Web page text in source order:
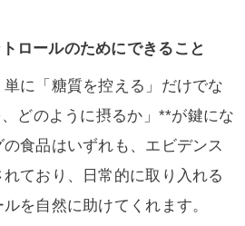
ロールのためにできること
に「糖質を控える」だけでな
どのように摂るか」**が鍵にな
食品はいずれも、エビデンス
ており、日常的に取り入れる
を自然に助けてくれます。